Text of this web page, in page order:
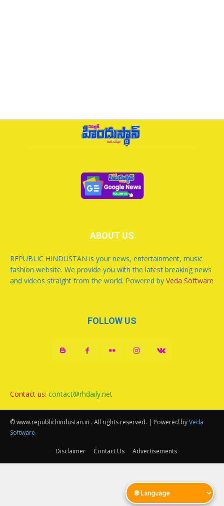
ABOUT US
REPUBLIC HINDUSTAN is your news, entertainment, music
fashion website. We provide you with the latest breaking news
and videos straight from the world. Powered by Veda Software
FOLLOW US
Contact us: contact@rhdaily.net
© www.republichindustan.in . All rights reserved. | Powered byVeda
Software
Disclaimer Contact Us Advertisements